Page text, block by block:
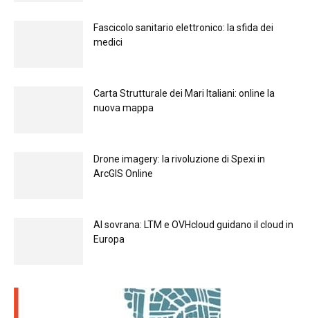
Fascicolo sanitario elettronico: la sfida dei
medici
Carta Strutturale dei Mari Italiani: online la
nuova mappa
Drone imagery: la rivoluzione di Spexi in
ArcGIS Online
Al sovrana: LTM е OVHcloud guidano il cloud in
Europа